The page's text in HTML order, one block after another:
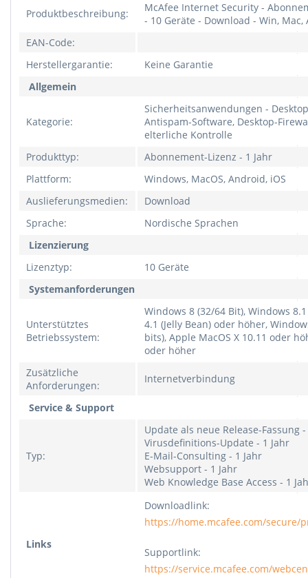
Produktbeschreibung:
McAfee Internet Security -
- 10 Geräte - Download - Win, Mac,
EAN-Code:
Herstellergarantie:
Keine Garantie
Allgemein
Kategorie:
Sicherheitsanwendungen -
Antispam-Software, Desktop-
elterliche Kontrolle
Produkttyp:
Abonnement-Lizenz - 1 Jahr
Plattform:
Windows, MacOS, Android, iOS
Auslieferungsmedien:
Download
Sprache:
Nordische Sprachen
Lizenzierung
Lizenztyp:
10 Geräte
Systemanforderungen
Unterstütztes
Betriebssystem:
Windows 8 (32/64 Bit), Windows
4.1 (Jelly Bean) oder höher,
bits), Apple MacOS X 10.11 oder
oder höher
Zusätzliche
Anforderungen:
Internetverbindung
Service & Support
Typ:
Update als neue Release-Fassung -
Virusdefinitions-Update - 1 Jahr
E-Mail-Consulting - 1 Jahr
Websupport - 1 Jahr
Web Knowledge Base Access - 1
Links
Downloadlink:
https://home.mcafee.com/secure/
Supportlink:
https://service.mcafee.com/